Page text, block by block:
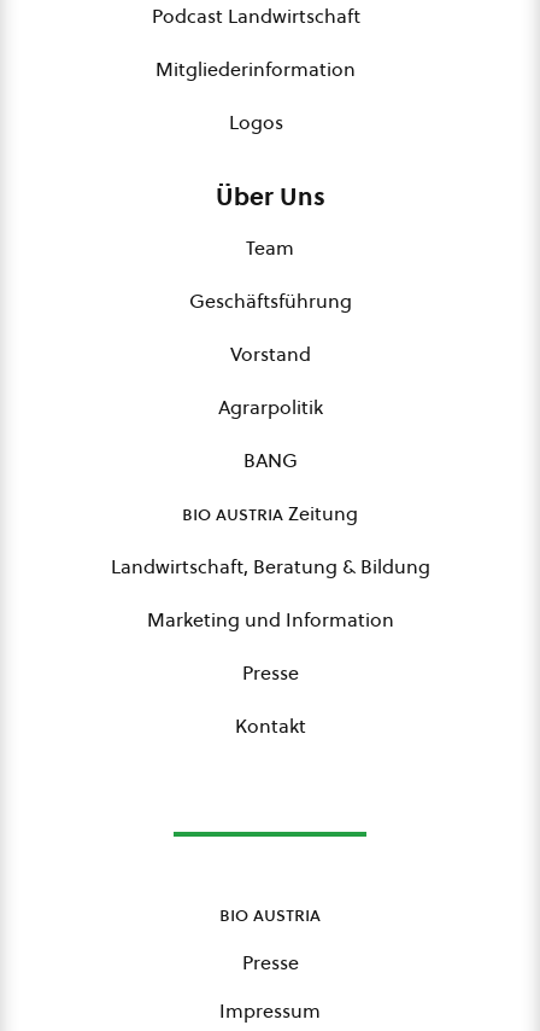
Podcast Landwirtschaft
Mitgliederinformation
Logos
Über Uns
Team
Geschäftsführung
Vorstand
Agrarpolitik
BANG
bio austriaZeitung
Landwirtschaft, Beratung & Bildung
Marketing und Information
Presse
Kontakt
bio austria
Presse
Impressum